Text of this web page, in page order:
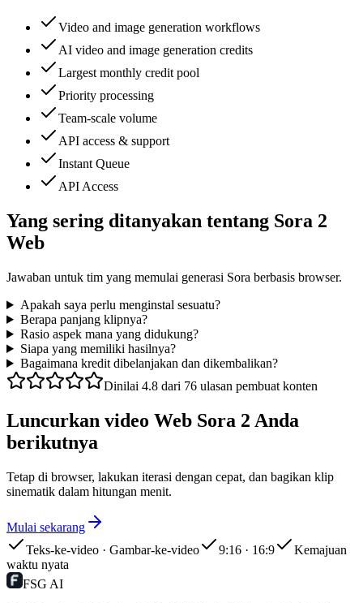
Video and image generation workflows
AI video and image generation credits
Largest monthly credit pool
Priority processing
Team-scale volume
API access & support
Instant Queue
API Access
Yang sering ditanyakan tentang Sora 2
Web
Jawaban untuk tim yang memulai generasi Sora berbasis browser.
Apakah saya perlu menginstal sesuatu?
Berapa panjang klipnya?
Rasio aspek mana yang didukung?
Siapa yang memiliki hasilnya?
Bagaimana kredit dibelanjakan dan dikembalikan?
Dinilai 4.8 dari 76 ulasan pembuat konten
Luncurkan video Web Sora 2 Anda
berikutnya
Tetap di browser, lakukan iterasi dengan cepat, dan bagikan klip
sinematik dalam hitungan menit.
Mulai sekarang
Teks-ke-video · Gambar-ke-video
9:16 · 16:9
Kemajuan
waktu nyata
FSG AI